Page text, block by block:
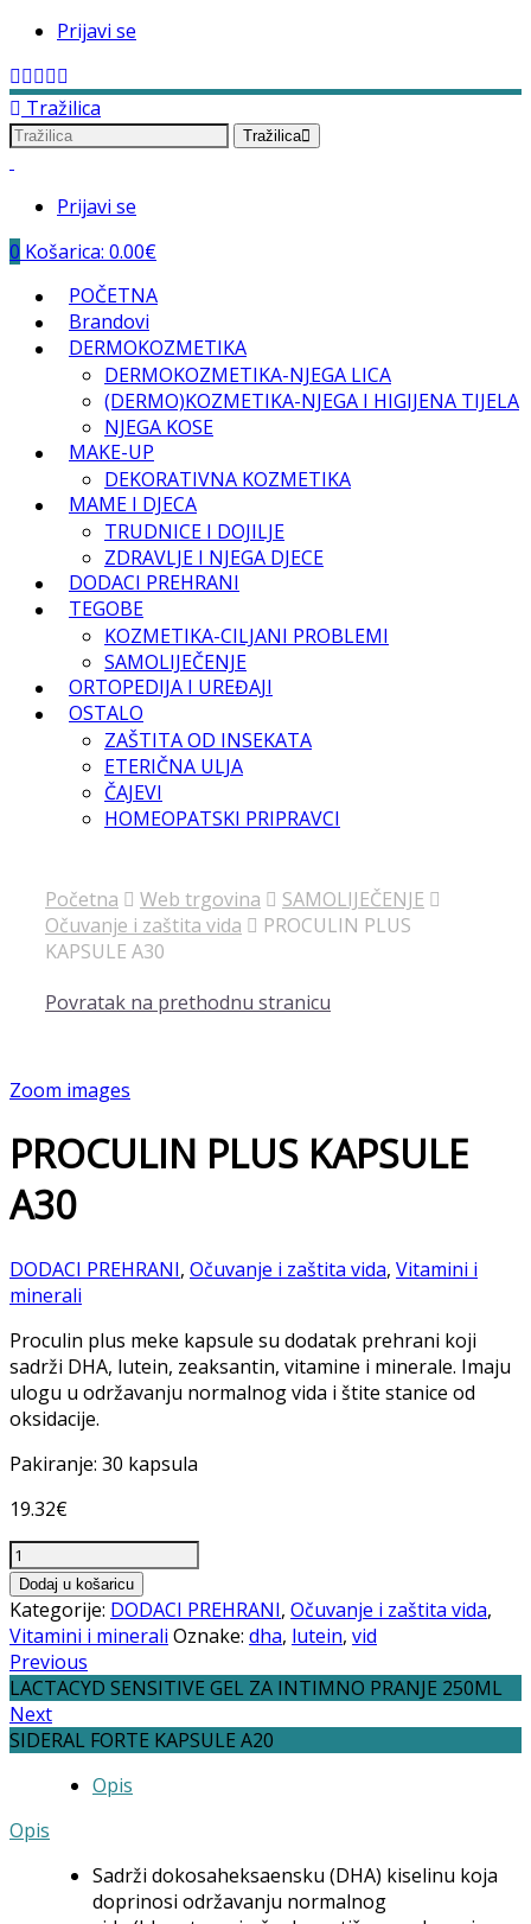
Prijavi se
Tražilica
Tražilica
Prijavi se
0 Košarica: 0.00€
POČETNA
Brandovi
DERMOKOZMETIKA
DERMOKOZMETIKA-NJEGA LICA
(DERMO)KOZMETIKA-NJEGA I HIGIJENA TIJELA
NJEGA KOSE
MAKE-UP
DEKORATIVNA KOZMETIKA
MAME I DJECA
TRUDNICE I DOJILJE
ZDRAVLJE I NJEGA DJECE
DODACI PREHRANI
TEGOBE
KOZMETIKA-CILJANI PROBLEMI
SAMOLIJEČENJE
ORTOPEDIJA I UREĐAJI
OSTALO
ZAŠTITA OD INSEKATA
ETERIČNA ULJA
ČAJEVI
HOMEOPATSKI PRIPRAVCI
Početna Web trgovina
SAMOLIJEČENJE
Očuvanje i zaštita vida
PROCULIN PLUS
KAPSULE A30
Povratak na prethodnu stranicu
Zoom images
PROCULIN PLUS KAPSULE
A30
DODACI PREHRANI, Očuvanje i zaštita vida, Vitamini i
minerali
Proculin plus meke kapsule su dodatak prehrani koji
sadrži DHA, lutein, zeaksantin, vitamine i minerale. Imaju
ulogu u održavanju normalnog vida i štite stanice od
oksidacije.
Pakiranje: 30 kapsula
19.32€
PROCULIN
PLUS
KAPSULE
A30
količina
Dodaj u košaricu
Kategorije: DODACI PREHRANI, Očuvanje i zaštita vida,
Vitamini i minerali Oznake: dha, lutein, vid
Previous
LACTACYD SENSITIVE GEL ZA INTIMNO PRANJE 250ML
Next
SIDERAL FORTE KAPSULE A20
Opis
Opis
Sadrži dokosaheksaensku (DHA) kiselinu koja
doprinosi održavanju normalnog